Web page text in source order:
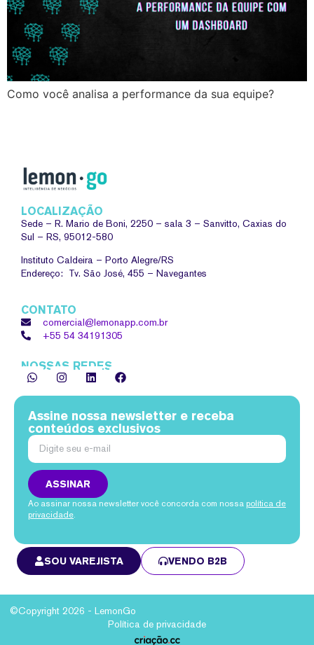
Como você analisa a performance da sua equipe?
LOCALIZAÇÃO
Sede – R. Mario de Boni, 2250 – sala 3 – Sanvitto, Caxias do
Sul – RS, 95012-580
Instituto Caldeira – Porto Alegre/RS
Endereço: Tv. São José, 455 – Navegantes
CONTATO
comercial@lemonapp.com.br
+55 54 34191305
NOSSAS REDES
Assine nossa newsletter e receba
conteúdos exclusivos
ASSINAR
Ao assinar nossa newsletter você concorda com nossa política de
privacidade
SOU VAREJISTA VENDO B2B
©Copyright 2026 - LemonGo
Política de privacidade